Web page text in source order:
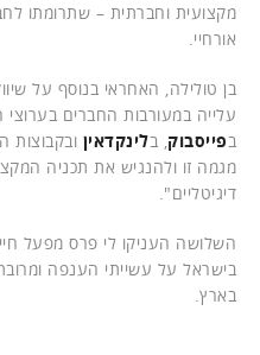
מקצועית וחברתית – שתרומתו
אורחיי.
בן טולילה, האחראי בנוסף על
עלייה במעורבות החברים
בפייסבוק, בלינקדאין ובקבוצות ה
מגמה זו ולהנגיש את תכניה
דיגיטליים".
השלושה העניקו לי פרס מפעל
בישראל על עשייתי הענפה
בארץ.